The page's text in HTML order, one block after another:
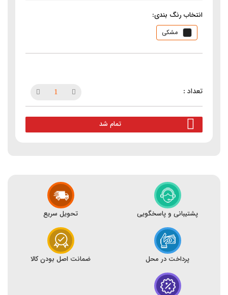
انتخاب رنگ بندی:
مشکی
تمام شد
پشتیبانی و پاسخگویی تحویل سریع
پرداخت در محل ضمانت اصل بودن کالا